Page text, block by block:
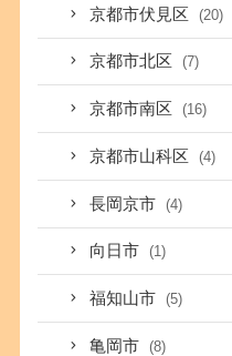
京都市伏見区 (20)
京都市北区 (7)
京都市南区 (16)
京都市山科区 (4)
長岡京市 (4)
向日市 (1)
福知山市 (5)
亀岡市 (8)